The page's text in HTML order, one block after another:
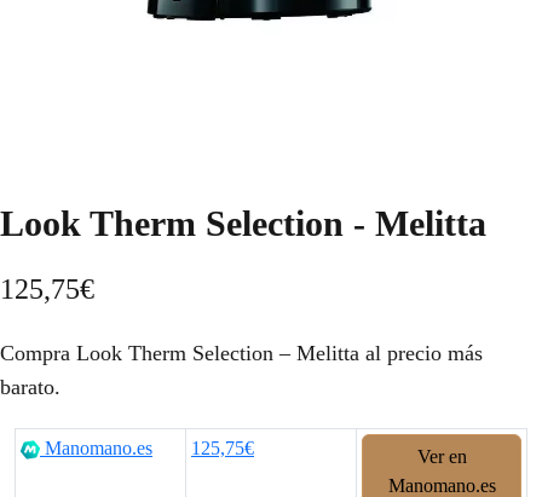
Look Therm Selection - Melitta
125,75€
Compra Look Therm Selection – Melitta al precio más
barato.
Manomano.es 125,75€
Ver en
Manomano.es